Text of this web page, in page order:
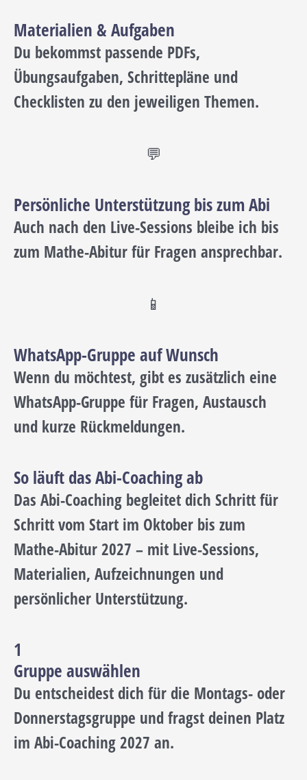
Materialien & Aufgaben
Du bekommst passende PDFs,
Übungsaufgaben, Schrittepläne und
Checklisten zu den jeweiligen Themen.
💬
Persönliche Unterstützung bis zum Abi
Auch nach den Live-Sessions bleibe ich bis
zum Mathe-Abitur für Fragen ansprechbar.
📱
WhatsApp-Gruppe auf Wunsch
Wenn du möchtest, gibt es zusätzlich eine
WhatsApp-Gruppe für Fragen, Austausch
und kurze Rückmeldungen.
So läuft das Abi-Coaching ab
Das Abi-Coaching begleitet dich Schritt für
Schritt vom Start im Oktober bis zum
Mathe-Abitur 2027 – mit Live-Sessions,
Materialien, Aufzeichnungen und
persönlicher Unterstützung.
1
Gruppe auswählen
Du entscheidest dich für die Montags- oder
Donnerstagsgruppe und fragst deinen Platz
im Abi-Coaching 2027 an.